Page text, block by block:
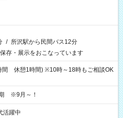
/ 所沢駅から民間バス12分
存・展示をおこなっています
間 休憩1時間) ※10時～18時もご相談OK
※9月～！
活躍中